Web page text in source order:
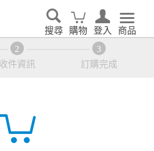
搜尋 購物 登入 商品
收件資訊 訂購完成